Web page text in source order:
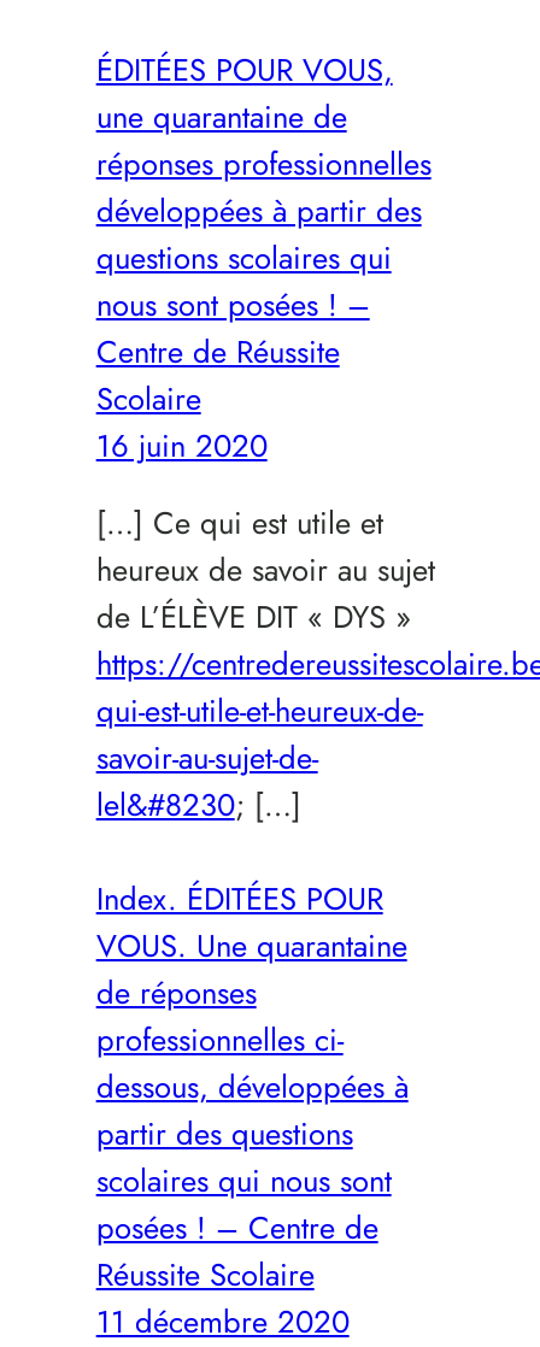
ÉDITÉES POUR VOUS,
une quarantaine de
réponses professionnelles
développées à partir des
questions scolaires qui
nous sont posées ! –
Centre de Réussite
Scolaire
16 juin 2020
[…] Ce qui est utile et
heureux de savoir au sujet
de L’ÉLÈVE DIT « DYS »
https://
qui-est-utile-et-heureux-de-
savoir-au-sujet-de-
lel&#8230; […]
Index. ÉDITÉES POUR
VOUS. Une quarantaine
de réponses
professionnelles ci-
dessous, développées à
partir des questions
scolaires qui nous sont
posées ! – Centre de
Réussite Scolaire
11 décembre 2020